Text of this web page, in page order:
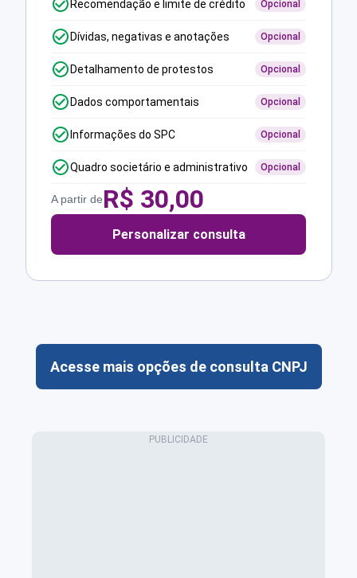
Recomendação e limite de crédito Opcional
Dívidas, negativas e anotações Opcional
Detalhamento de protestos Opcional
Dados comportamentais Opcional
Informações do SPC Opcional
Quadro societário e administrativo Opcional
A partir deR$ 30,00
Personalizar consulta
Acesse mais opções de consulta CNPJ